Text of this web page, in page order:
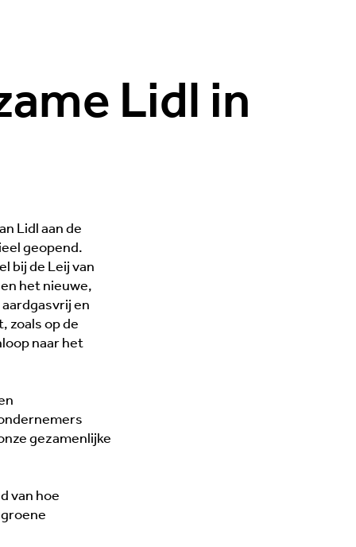
Lidl in
Lidl aan de
geopend.
bij de Leij van
het nieuwe,
en
zoals op de
naar het
gezamenlijke
van hoe